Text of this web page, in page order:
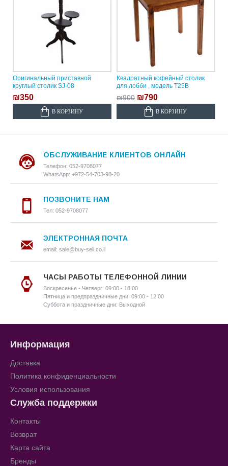
Оригинальный приставной
круглый столик SJ-08
₪350
В КОРЗИНУ
Квадратный кофейный столик
для лобби , модель T25B
₪900 ₪790
В КОРЗИНУ
ОБСЛУЖИВАНИЕ КЛИЕНТОВ ОНЛАЙН
Телефон: 052-9708077
WhatsApp: +972-54-703-98-20
ПОЗВОНИТЕ НАМ
Тел: 052-9708077
ЭЛЕКТРОННАЯ ПОЧТА
email: sale@buy-sell.co.il
ЧАСЫ РАБОТЫ ТЕЛЕФОННОЙ ЛИНИИ
Воскресенье - Четверг: 09:00 - 18:00
Пятница и предпраздничные дни: 09:00 - 12:00
Суббота и праздничные дни: Выходной
Информация
Доставка
Политика конфиденциальности
Условия использования
Служба поддержки
Контакты
Возврат
Карта сайта
Бренды